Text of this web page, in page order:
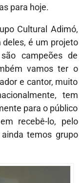
para hoje.
Cultural Adimó,
é um projeto
campeões de
vamos ter o
e cantor, muito
tem
para o público
recebê-lo, pelo
temos grupo